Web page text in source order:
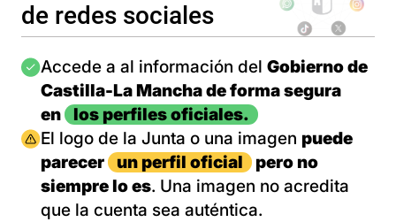
de redes sociales
Imagen
Accede a al información del Gobierno de
Castilla-La Mancha de forma segura
en
los perfiles oficiales.
Imagen
El logo de la Junta o una imagen puede
parecer
un perfil oficial
pero no
siempre lo es. Una imagen no acredita
que la cuenta sea auténtica.